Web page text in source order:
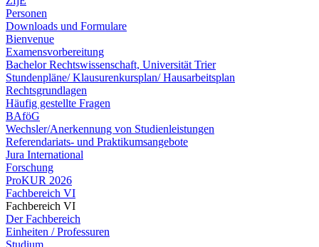
Personen
Downloads und Formulare
Bienvenue
Examensvorbereitung
Bachelor Rechtswissenschaft, Universität Trier
Stundenpläne/ Klausurenkursplan/ Hausarbeitsplan
Rechtsgrundlagen
Häufig gestellte Fragen
BAföG
Wechsler/Anerkennung von Studienleistungen
Referendariats- und Praktikumsangebote
Jura International
Forschung
ProKUR 2026
Fachbereich VI
Fachbereich VI
Der Fachbereich
Einheiten / Professuren
Studium